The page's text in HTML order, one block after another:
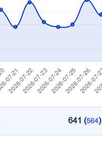
641 (564)